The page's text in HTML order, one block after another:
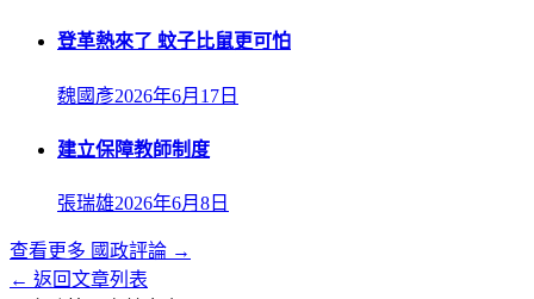
登革熱來了 蚊子比鼠更可怕
魏國彥2026年6月17日
建立保障教師制度
張瑞雄2026年6月8日
查看更多 國政評論 →
← 返回文章列表